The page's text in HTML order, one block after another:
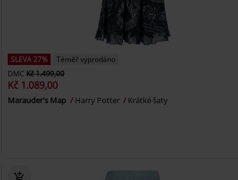
SLEVA 27%
Téměř vyprodáno
DMC Kč 1.499,00
Kč 1.089,00
Marauder's Map Harry Potter Krátké šaty